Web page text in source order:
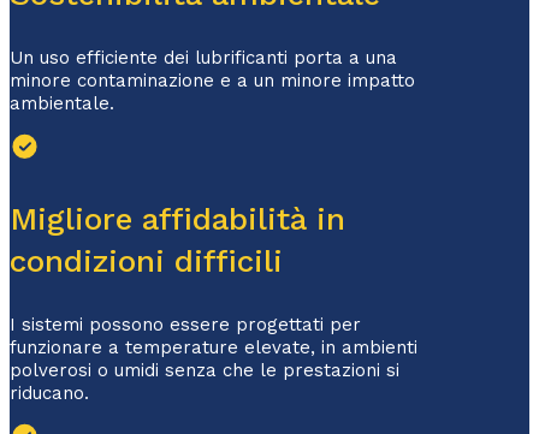
Un uso efficiente dei lubrificanti porta a una
minore contaminazione e a un minore impatto
ambientale.
Migliore affidabilità in
condizioni difficili
I sistemi possono essere progettati per
funzionare a temperature elevate, in ambienti
polverosi o umidi senza che le prestazioni si
riducano.